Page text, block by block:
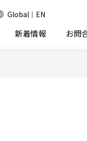
Global｜EN
新着情報 お問